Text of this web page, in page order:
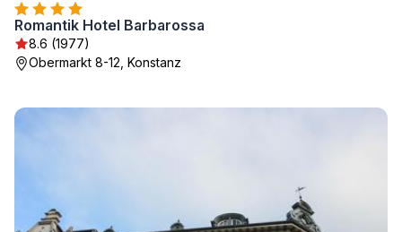
Romantik Hotel Barbarossa
8.6 (1977)
Obermarkt 8-12, Konstanz